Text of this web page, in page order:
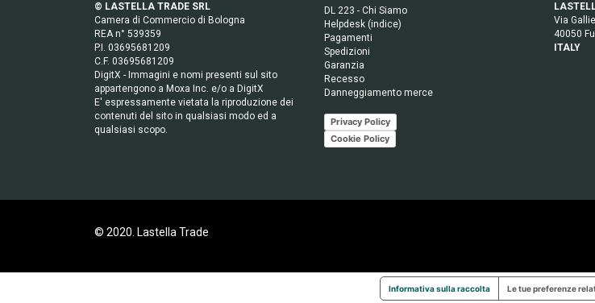
© LASTELLA TRADE SRL
Camera di Commercio di Bologna
REA n° 539359
P.I. 03695681209
C.F. 03695681209
DigitX - Immagini e nomi presenti sul sito
appartengono a Moxa Inc. e/o a DigitX
E' espressamente vietata la riproduzione dei
contenuti del sito in qualsiasi modo ed a
qualsiasi scopo.
DL 223 - Chi Siamo
Helpdesk (indice)
Pagamenti
Spedizioni
Garanzia
Recesso
Danneggiamento merce
Privacy Policy
Cookie Policy
Via
40050
ITALY
© 2020. Lastella Trade
Informativa sulla raccolta Le tue preferenze